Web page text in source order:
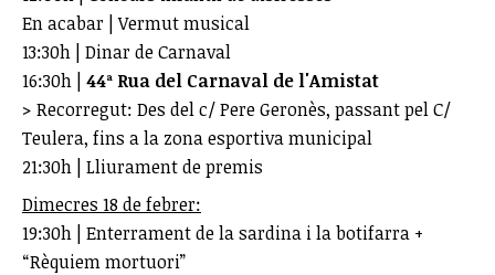
En acabar | Vermut musical
13:30h | Dinar de Carnaval
16:30h | 44ª Rua del Carnaval de l'Amistat
> Recorregut: Des del c/ Pere Geronès, passant pel C/
Teulera, fins a la zona esportiva municipal
21:30h | Lliurament de premis
Dimecres 18 de febrer:
19:30h | Enterrament de la sardina i la botifarra +
“Rèquiem mortuori”